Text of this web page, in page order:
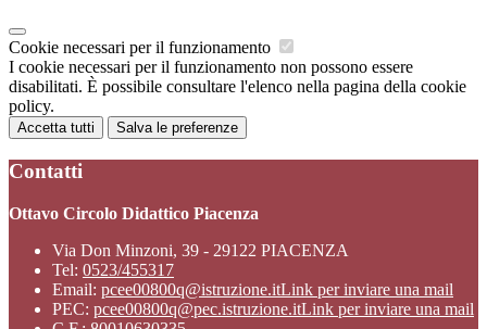
Cookie necessari per il funzionamento
I cookie necessari per il funzionamento non possono essere
disabilitati. È possibile consultare l'elenco nella pagina della cookie
policy.
Accetta tutti Salva le preferenze
Contatti
Ottavo Circolo Didattico Piacenza
Via Don Minzoni, 39 - 29122 PIACENZA
Tel: 0523/455317
Email: pcee00800q@istruzione.itLink per inviare una mail
PEC: pcee00800q@pec.istruzione.itLink per inviare una mail